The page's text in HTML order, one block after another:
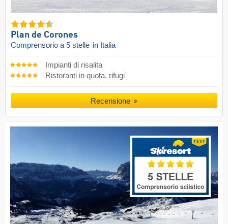
Plan de Corones
Comprensorio a 5 stelle in Italia
Impianti di risalita
Ristoranti in quota, rifugi
Recensione